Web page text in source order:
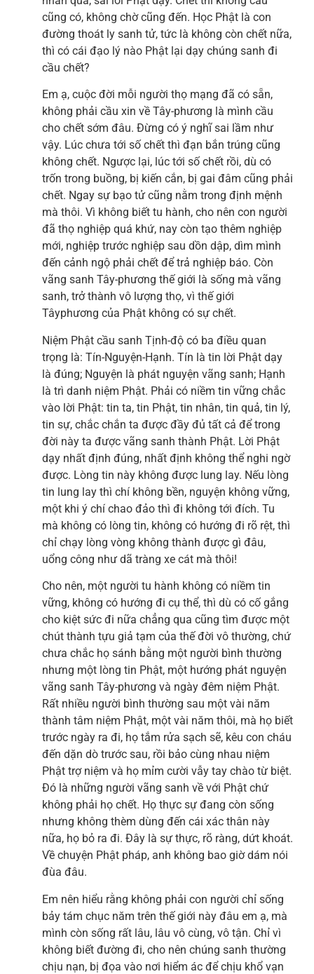
cũng có, không chờ cũng đến. Học Phật là con
đường thoát ly sanh tử, tức là không còn chết nữa,
thì có cái đạo lý nào Phật lại dạy chúng sanh đi
cầu chết?
Em ạ, cuộc đời mỗi người thọ mạng đã có sẵn,
không phải cầu xin về Tây-phương là mình cầu
cho chết sớm đâu. Đừng có ý nghĩ sai lầm như
vậy. Lúc chưa tới số chết thì đạn bắn trúng cũng
không chết. Ngược lại, lúc tới số chết rồi, dù có
trốn trong buồng, bị kiến cắn, bị gai đâm cũng phải
chết. Ngay sự bạo tử cũng nằm trong định mệnh
mà thôi. Vì không biết tu hành, cho nên con người
đã thọ nghiệp quá khứ, nay còn tạo thêm nghiệp
mới, nghiệp trước nghiệp sau dồn dập, dìm mình
đến cảnh ngộ phải chết để trả nghiệp báo. Còn
vãng sanh Tây-phương thế giới là sống mà vãng
sanh, trở thành vô lượng thọ, vì thế giới
Tâyphương của Phật không có sự chết.
Niệm Phật cầu sanh Tịnh-độ có ba điều quan
trọng là: Tín-Nguyện-Hạnh. Tín là tin lời Phật dạy
là đúng; Nguyện là phát nguyện vãng sanh; Hạnh
là trì danh niệm Phật. Phải có niềm tin vững chắc
vào lời Phật: tin ta, tin Phật, tin nhân, tin quả, tin lý,
tin sự, chắc chắn ta được đầy đủ tất cả để trong
đời này ta được vãng sanh thành Phật. Lời Phật
dạy nhất định đúng, nhất định không thể nghi ngờ
được. Lòng tin này không được lung lay. Nếu lòng
tin lung lay thì chí không bền, nguyện không vững,
một khi ý chí chao đảo thì đi không tới đích. Tu
mà không có lòng tin, không có hướng đi rõ rệt, thì
chỉ chạy lòng vòng không thành được gì đâu,
uổng công như dã tràng xe cát mà thôi!
Cho nên, một người tu hành không có niềm tin
vững, không có hướng đi cụ thể, thì dù có cố gắng
cho kiệt sức đi nữa chẳng qua cũng tìm được một
chút thành tựu giả tạm của thế đời vô thường, chứ
chưa chắc họ sánh bằng một người bình thường
nhưng một lòng tin Phật, một hướng phát nguyện
vãng sanh Tây-phương và ngày đêm niệm Phật.
Rất nhiều người bình thường sau một vài năm
thành tâm niệm Phật, một vài năm thôi, mà họ biết
trước ngày ra đi, họ tắm rửa sạch sẽ, kêu con cháu
đến dặn dò trước sau, rồi bảo cùng nhau niệm
Phật trợ niệm và họ mỉm cười vẫy tay chào từ biệt.
Đó là những người vãng sanh về với Phật chứ
không phải họ chết. Họ thực sự đang còn sống
nhưng không thèm dùng đến cái xác thân này
nữa, họ bỏ ra đi. Đây là sự thực, rõ ràng, dứt khoát.
Về chuyện Phật pháp, anh không bao giờ dám nói
đùa đâu.
Em nên hiểu rằng không phải con người chỉ sống
bảy tám chục năm trên thế giới này đâu em ạ, mà
mình còn sống rất lâu, lâu vô cùng, vô tận. Chỉ vì
không biết đường đi, cho nên chúng sanh thường
chịu nạn, bị đọa vào nơi hiểm ác để chịu khổ vạn